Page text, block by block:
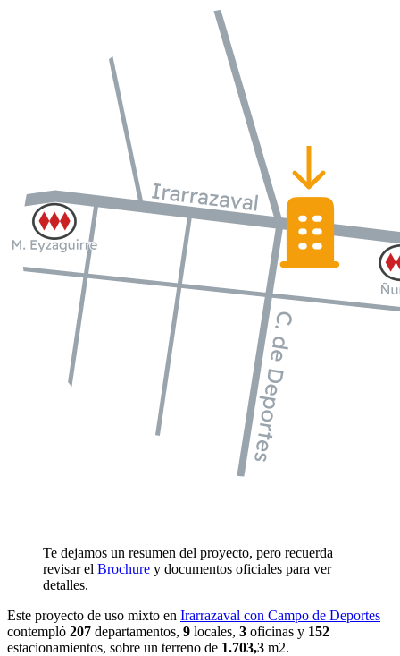
Te dejamos un resumen del proyecto, pero recuerda
revisar el Brochure y documentos oficiales para ver
detalles.
Este proyecto de uso mixto en Irarrazaval con Campo de Deportes
contempló 207 departamentos, 9 locales, 3 oficinas y 152
estacionamientos, sobre un terreno de 1.703,3 m2.